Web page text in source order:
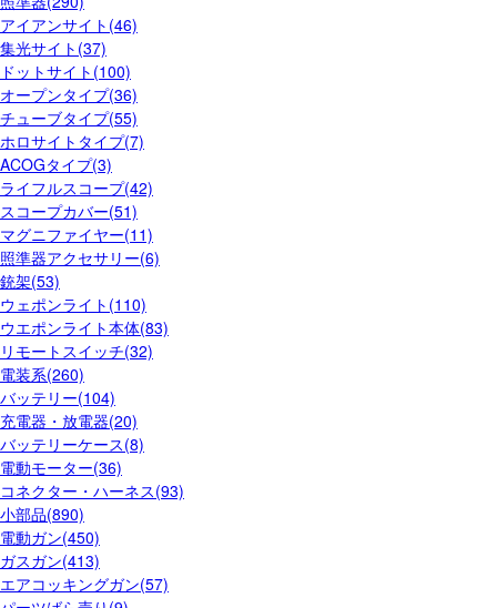
アイアンサイト(46)
集光サイト(37)
ドットサイト(100)
オープンタイプ(36)
チューブタイプ(55)
ホロサイトタイプ(7)
ACOGタイプ(3)
ライフルスコープ(42)
スコープカバー(51)
マグニファイヤー(11)
照準器アクセサリー(6)
銃架(53)
ウェポンライト(110)
ウエポンライト本体(83)
リモートスイッチ(32)
電装系(260)
バッテリー(104)
充電器・放電器(20)
バッテリーケース(8)
電動モーター(36)
コネクター・ハーネス(93)
小部品(890)
電動ガン(450)
ガスガン(413)
エアコッキングガン(57)